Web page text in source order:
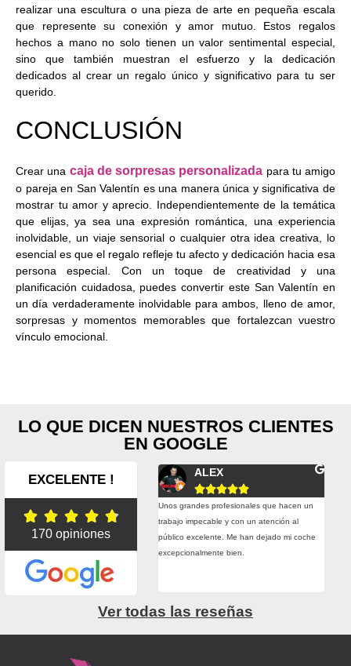
realizar una escultura o una pieza de arte en pequeña escala
que represente su conexión y amor mutuo. Estos regalos
hechos a mano no solo tienen un valor sentimental especial,
sino que también muestran el esfuerzo y la dedicación
dedicados al crear un regalo único y significativo para tu ser
querido.
CONCLUSIÓN
Crear una caja de sorpresas personalizada para tu amigo
o pareja en San Valentín es una manera única y significativa de
mostrar tu amor y aprecio. Independientemente de la temática
que elijas, ya sea una expresión romántica, una experiencia
inolvidable, un viaje sensorial o cualquier otra idea creativa, lo
esencial es que el regalo refleje tu afecto y dedicación hacia esa
persona especial. Con un toque de creatividad y una
planificación cuidadosa, puedes convertir este San Valentín en
un día verdaderamente inolvidable para ambos, lleno de amor,
sorpresas y momentos memorables que fortalezcan vuestro
vínculo emocional.
LO QUE DICEN NUESTROS CLIENTES
EN GOOGLE
EXCELENTE !
    
170 opiniones
Fernando Conesa
hemos tenido alguna urgencia real
todo lo posible por entregarnos el
a tiempo. Precio, calidad, atención,
Muy contentos con ellos.
ALEX

Unos grandes profesionales que hacen un
trabajo impecable y con un atención al
público excelente. Me han dejado mi coche
excepcionalmente bien.
Ver todas las reseñas